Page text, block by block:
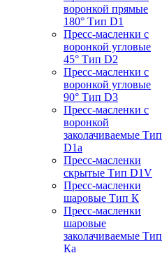
воронкой прямые
180° Тип D1
Пресс-масленки с
воронкой угловые
45° Тип D2
Пресс-масленки с
воронкой угловые
90° Тип D3
Пресс-масленки с
воронкой
заколачиваемые Тип
D1a
Пресс-масленки
скрытые Тип D1V
Пресс-масленки
шаровые Тип К
Пресс-масленки
шаровые
заколачиваемые Тип
Кa